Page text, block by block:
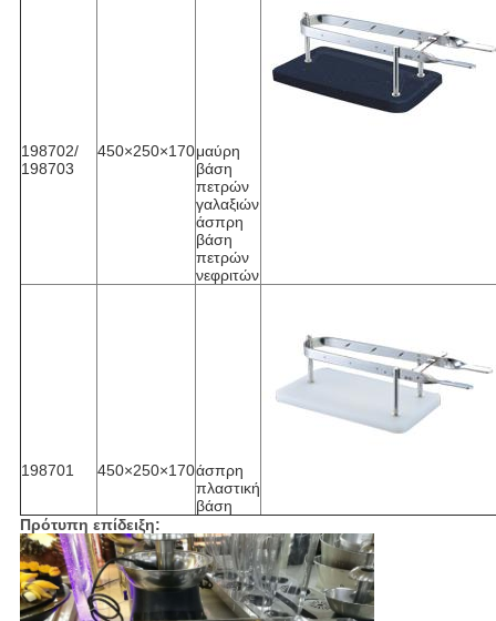
198702/
198703
450×250×170μαύρη
βάση
πετρών
γαλαξιών
άσπρη
βάση
πετρών
νεφριτών
198701 450×250×170άσπρη
πλαστική
βάση
Πρότυπη επίδειξη: